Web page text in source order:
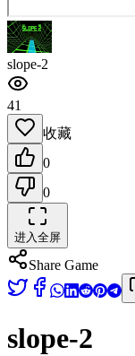
slope-2
41
收藏
0
0
进入全屏
Share Game
slope-2